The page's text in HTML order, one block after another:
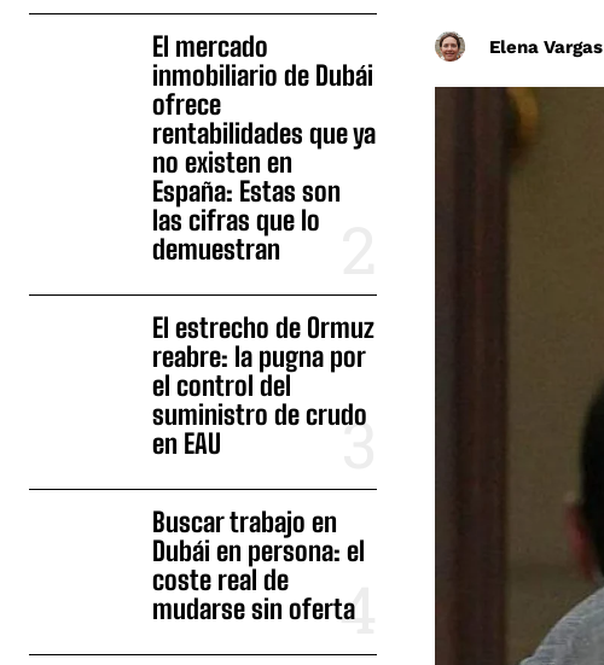
El mercado
inmobiliario de Dubái
ofrece
rentabilidades que ya
no existen en
España: Estas son
las cifras que lo
demuestran
El estrecho de Ormuz
reabre: la pugna por
el control del
suministro de crudo
en EAU
Buscar trabajo en
Dubái en persona: el
coste real de
mudarse sin oferta
Elena Vargas